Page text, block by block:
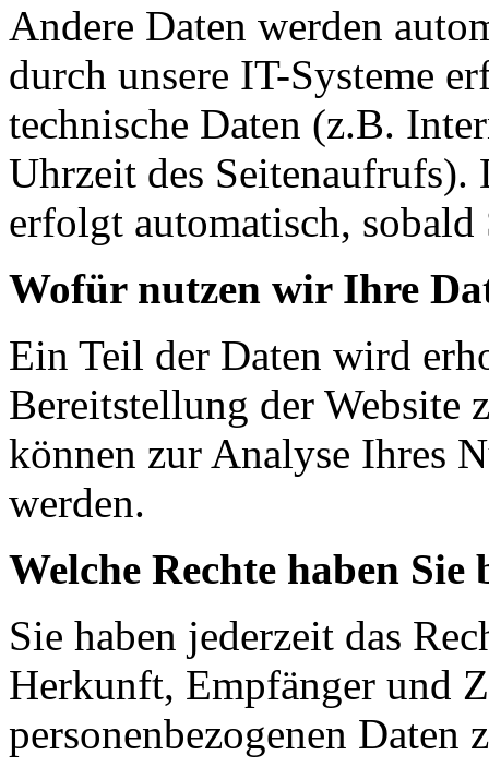
Andere Daten werden
durch unsere IT-Systeme
technische Daten (z.B.
Uhrzeit des Seitenaufrufs).
erfolgt automatisch, sobald
Wofür nutzen wir Ihre
Ein Teil der Daten wird
Bereitstellung der Website
können zur Analyse Ihres
werden.
Welche Rechte haben
Sie haben jederzeit das
Herkunft, Empfänger und
personenbezogenen Daten